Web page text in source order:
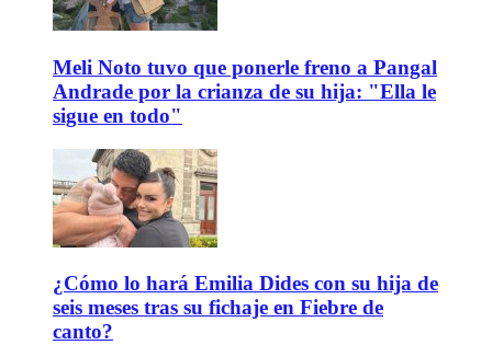
Meli Noto tuvo que ponerle freno a Pangal
Andrade por la crianza de su hija: "Ella le
sigue en todo"
¿Cómo lo hará Emilia Dides con su hija de
seis meses tras su fichaje en Fiebre de
canto?